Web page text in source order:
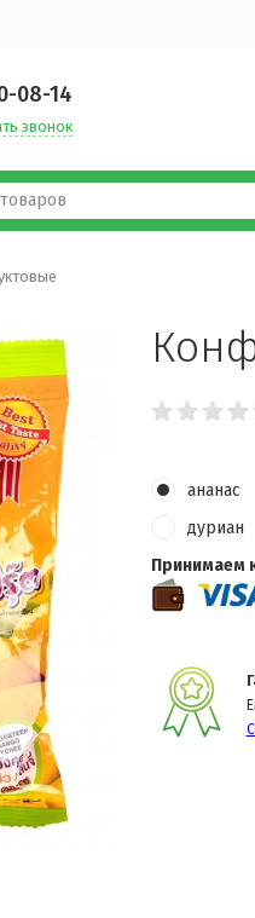
08-14
звонок
ананас
дуриан
Принимаем